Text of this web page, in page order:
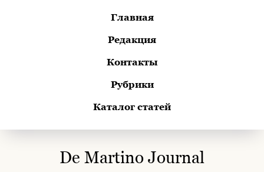
Главная
Редакция
Контакты
Рубрики
Каталог статей
De Martino Journal